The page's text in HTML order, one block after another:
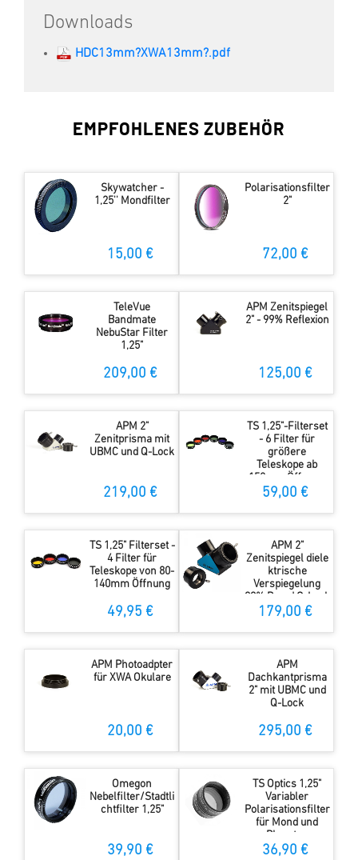
Downloads
HDC13mm?XWA13mm?.pdf
EMPFOHLENES ZUBEHÖR
Skywatcher -
1,25'' Mondfilter
15,00 €
Polarisationsfilter
2"
72,00 €
TeleVue
Bandmate
NebuStar Filter
1,25"
209,00 €
APM Zenitspiegel
2" - 99% Reflexion
125,00 €
APM 2"
Zenitprisma mit
UBMC und Q-Lock
219,00 €
TS 1,25"-Filterset
- 6 Filter für
größere
Teleskope ab
150mm Öffnung
59,00 €
TS 1,25" Filterset -
4 Filter für
Teleskope von 80-
140mm Öffnung
49,95 €
APM 2"
Zenitspiegel diele
ktrische
Verspiegelung
99% R und Q-Lock
179,00 €
APM Photoadpter
für XWA Okulare
20,00 €
APM
Dachkantprisma
2" mit UBMC und
Q-Lock
295,00 €
Omegon
Nebelfilter/Stadtli
chtfilter 1,25"
39,90 €
TS Optics 1,25"
Variabler
Polarisationsfilter
für Mond und
Planeten
36,90 €